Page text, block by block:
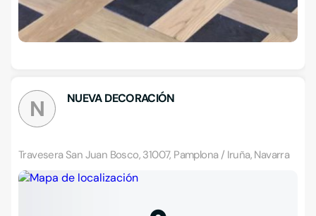
N NUEVA DECORACIÓN
Travesera San Juan Bosco, 31007, Pamplona / Iruña, Navarra